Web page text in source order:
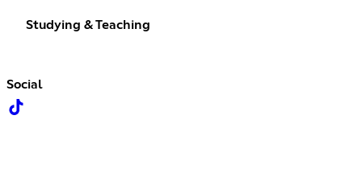
Studying & Teaching
Social